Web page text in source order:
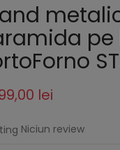
pe
lei
Niciun review